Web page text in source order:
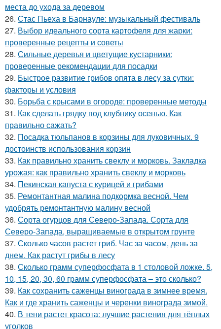
места до ухода за деревом
26. Стас Пьеха в Барнауле: музыкальный фестиваль
27. Выбор идеального сорта картофеля для жарки:
проверенные рецепты и советы
28. Сильные деревья и цветущие кустарники:
проверенные рекомендации для посадки
29. Быстрое развитие грибов опята в лесу за сутки:
факторы и условия
30. Борьба с крысами в огороде: проверенные методы
31. Как сделать грядку под клубнику осенью. Как
правильно сажать?
32. Посадка тюльпанов в корзины для луковичных. 9
достоинств использования корзин
33. Как правильно хранить свеклу и морковь. Закладка
урожая: как правильно хранить свеклу и морковь
34. Пекинская капуста с курицей и грибами
35. Ремонтантная малина подкормка весной. Чем
удобрять ремонтантную малину весной
36. Сорта огурцов для Северо-Запада. Сорта для
Северо-Запада, выращиваемые в открытом грунте
37. Сколько часов растет гриб. Час за часом, день за
днем. Как растут грибы в лесу
38. Сколько грамм суперфосфата в 1 столовой ложке. 5,
10, 15, 20, 30, 60 грамм суперфосфата – это сколько?
39. Как сохранить саженцы винограда в зимнее время.
Как и где хранить саженцы и черенки винограда зимой.
40. В тени растет красота: лучшие растения для тёплых
уголков